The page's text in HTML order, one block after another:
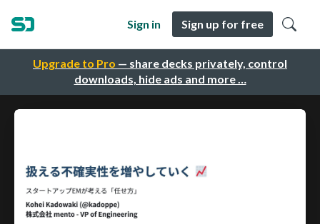
Upgrade to Pro — share decks privately, control
downloads, hide ads and more …
Sign in Sign up for free